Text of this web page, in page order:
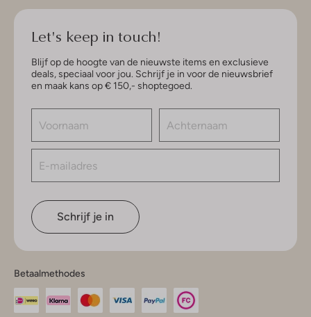
Let's keep in touch!
Blijf op de hoogte van de nieuwste items en exclusieve
deals, speciaal voor jou. Schrijf je in voor de nieuwsbrief
en maak kans op € 150,- shoptegoed.
Schrijf je in
Betaalmethodes